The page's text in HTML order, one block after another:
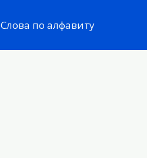
Слова по алфавиту